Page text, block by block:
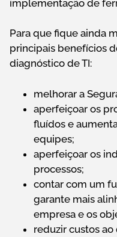
implementação de
Para que fique ainda
principais benefícios
diagnóstico de TI:
melhorar a
aperfeiçoar os
fluídos e
equipes;
aperfeiçoar os
processos;
contar com um
garante mais
empresa e os
reduzir custos